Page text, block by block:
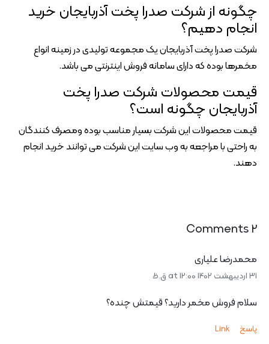
چگونه از شرکت صدرا پخت آذربایجان خرید
انجام دهیم؟
شرکت صدرا پخت آذربایجان یک مجموعه تولیدی در زمینه انواع
مخمرها بوده که دارای سامانه فروش اینترنتی می باشد.
قیمت محصولات شرکت صدرا پخت
آذربایجان چگونه است؟
قیمت محصولات این شرکت بسیار مناسب بوده ومصرف کنندگان
به راحتی با مراجعه به وب سایت این شرکت می توانند خرید انجام
دهند.
2 Comments
محمدرضا علیاری
31 اردیبهشت 1402 at 12:00 ق.ظ
سلام فروش مخمر دارید؟ قیمتش چنده؟
پاسخ Link